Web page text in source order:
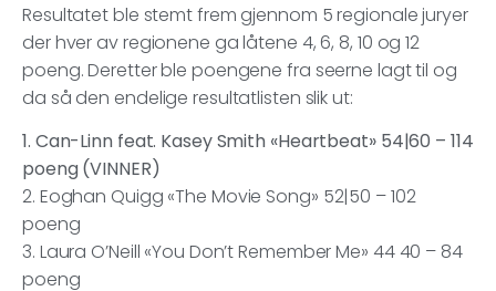
Resultatet ble stemt frem gjennom 5 regionale juryer
der hver av regionene ga låtene 4, 6, 8, 10 og 12
poeng. Deretter ble poengene fra seerne lagt til og
da så den endelige resultatlisten slik ut:
1. Can-Linn feat. Kasey Smith «Heartbeat» 54|60 – 114
poeng (VINNER)
2. Eoghan Quigg «The Movie Song» 52|50 – 102
poeng
3. Laura O’Neill «You Don’t Remember Me» 44 40 – 84
poeng